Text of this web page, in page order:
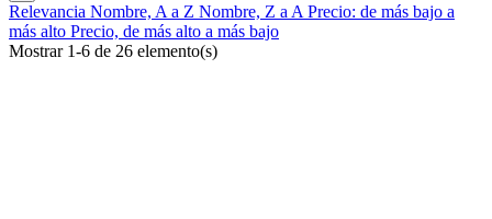
Relevancia Nombre, A a Z Nombre, Z a A Precio: de más bajo a
más alto Precio, de más alto a más bajo
Mostrar 1-6 de 26 elemento(s)